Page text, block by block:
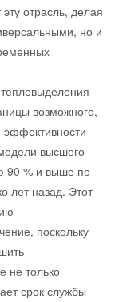
отрасль, делая
но и
возможного,
эффективности
высшего
90 % и выше по
лет назад. Этот
поскольку
не только
срок службы